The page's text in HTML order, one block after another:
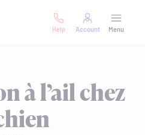
Help Account Menu
à l’ail chez